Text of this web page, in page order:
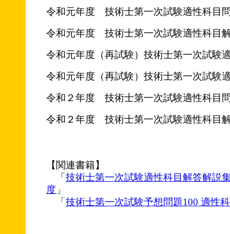
令和元年度 技術士第一次試験適性科目
令和元年度 技術士第一次試験適性科目
令和元年度（再試験）技術士第一次試験
令和元年度（再試験）技術士第一次試験
令和２年度 技術士第一次試験適性科目
令和２年度 技術士第一次試験適性科目
【関連書籍】
「 技術士第一次試験適性科目解答解説
度 」
「 技術士第一次試験予想問題100 適性